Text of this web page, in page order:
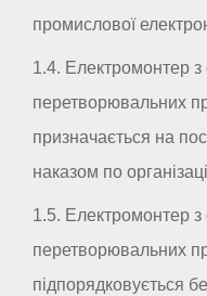
промислової
1.4. Електромонтер з
перетворювальних
призначається на
наказом по
1.5. Електромонтер з
перетворювальних
підпорядковується